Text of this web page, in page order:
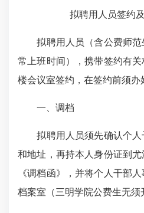
拟聘用人员签约及
拟聘用人员（含公费师范
常上班时间），携带签约有
楼会议室签约，在签约前须办
一、调档
拟聘用人员须先确认个人
和地址，再持本人身份证到
《调档函》，并将个人干部
档案室（三明学院公费生无须